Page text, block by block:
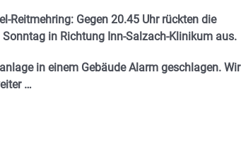
Reitmehring: Gegen 20.45 Uhr rückten die
in Richtung Inn-Salzach-Klinikum aus.
in einem Gebäude Alarm geschlagen. Wir
…